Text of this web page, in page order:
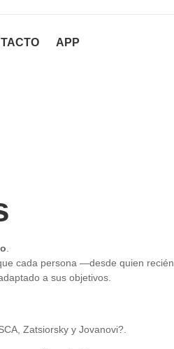
APP
cada persona —desde quien recién
a sus objetivos.
Zatsiorsky y Jovanovi?.